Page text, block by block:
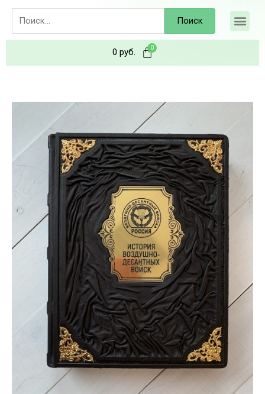
Поиск
0 руб.